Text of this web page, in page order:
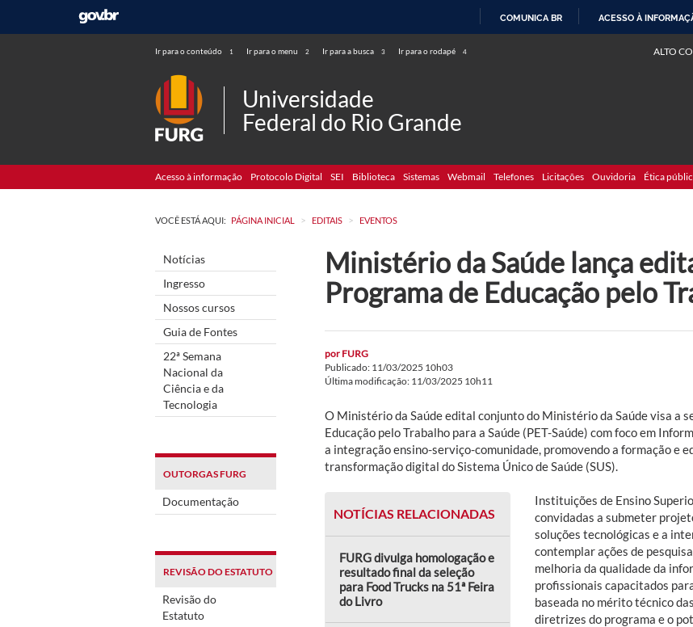
COMUNICA BR ACESSO À
Ir para o conteúdo 1 Ir para o menu 2 Ir para a busca 3 Ir para o rodapé 4 ALTO
Universidade
Federal do Rio Grande
Acesso à informação Protocolo Digital SEI Biblioteca Sistemas Webmail Telefones Licitações Ouvidoria Ética
VOCÊ ESTÁ AQUI: PÁGINA INICIAL > EDITAIS > EVENTOS
Notícias
Ingresso
Nossos cursos
Guia de Fontes
22ª Semana
Nacional da
Ciência e da
Tecnologia
OUTORGAS FURG
Documentação
REVISÃO DO ESTATUTO
Revisão do
Estatuto
Ministério da Saúde lança
Programa de Educação pelo
por FURG
Publicado: 11/03/2025 10h03
Última modificação: 11/03/2025 10h11
O Ministério da Saúde edital conjunto do Ministério da Saúde visa a
Educação pelo Trabalho para a Saúde (PET-Saúde) com foco em
a integração ensino-serviço-comunidade, promovendo a formação e
transformação digital do Sistema Único de Saúde (SUS).
NOTÍCIAS RELACIONADAS
FURG divulga homologação e
resultado final da seleção
para Food Trucks na 51ª Feira
do Livro
Instituições de Ensino
convidadas a submeter
soluções tecnológicas e a
contemplar ações de
melhoria da qualidade da
profissionais capacitados
baseada no mérito técnico
diretrizes do programa e o